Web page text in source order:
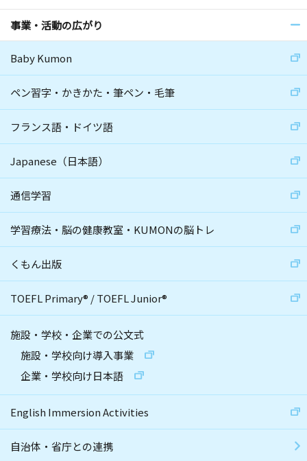
事業・活動の広がり
Baby Kumon
ペン習字・かきかた・筆ペン・毛筆
フランス語・ドイツ語
Japanese（日本語）
通信学習
学習療法・脳の健康教室・KUMONの脳トレ
くもん出版
TOEFL Primary® /TOEFL Junior®
施設・学校・企業での公文式
施設・学校向け導入事業
企業・学校向け日本語
English Immersion Activities
自治体・省庁との連携